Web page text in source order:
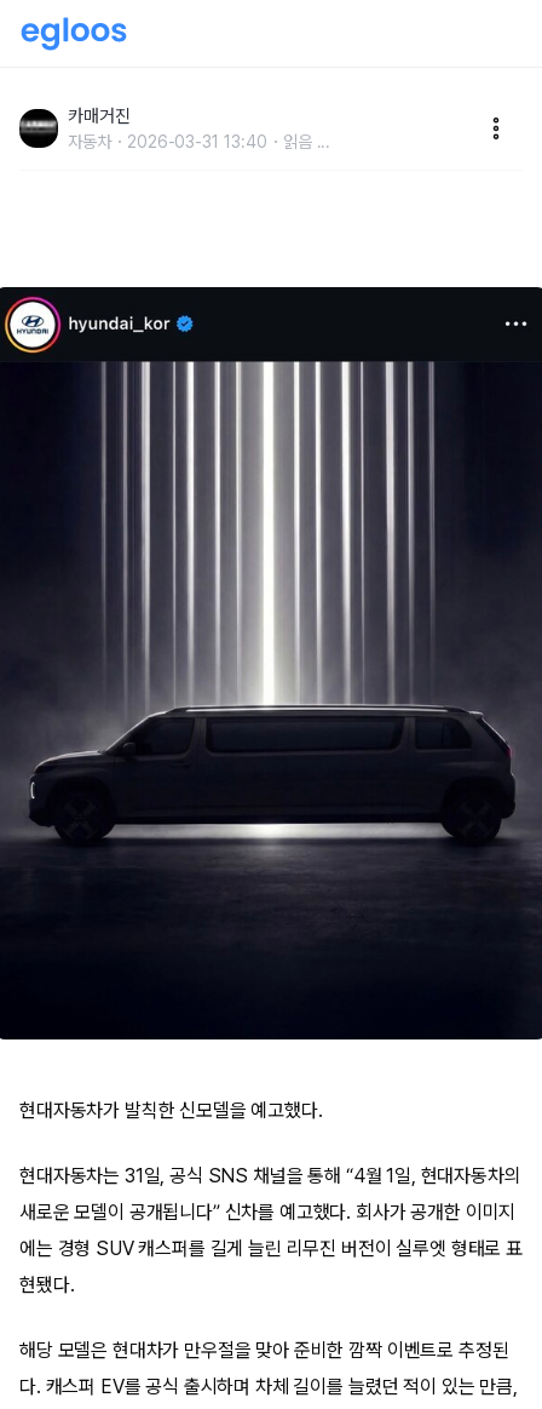
진’
카매거진
자동차 2026-03-31 13:40 읽음 ...
현대자동차가 발칙한 신모델을 예고했다.
현대자동차는 31일, 공식 SNS 채널을 통해 “4월 1일, 현대자동차의
새로운 모델이 공개됩니다” 신차를 예고했다. 회사가 공개한 이미지
에는 경형 SUV 캐스퍼를 길게 늘린 리무진 버전이 실루엣 형태로 표
현됐다.
해당 모델은 현대차가 만우절을 맞아 준비한 깜짝 이벤트로 추정된
다. 캐스퍼 EV를 공식 출시하며 차체 길이를 늘렸던 적이 있는 만큼,